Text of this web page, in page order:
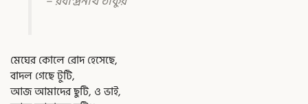
মেঘের কোলে রোদ হেসেছে,
বাদল গেছে টুটি,
আজ আমাদের ছুটি, ও ভাই,